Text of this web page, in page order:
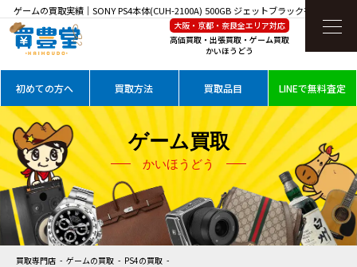
ゲームの買取実績｜SONY PS4本体(CUH-2100A) 500GB ジェットブラックを高価買取
大阪・京都・奈良全エリア対応
高価買取・出張買取・ゲーム買取
かいほうどう
初めての方へ 買取方法 買取品目 LINEで無料査定
ゲーム買取
かいほうどう
買取専門店 ゲームの買取
PS4の買取